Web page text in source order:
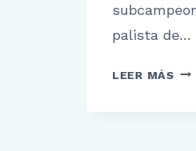
palista de…
LEER MÁS DOS
Y